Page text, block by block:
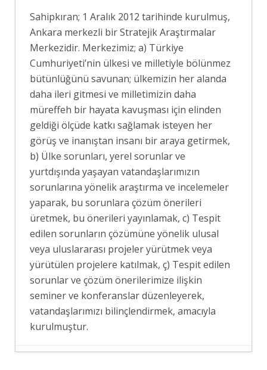
Sahipkıran; 1 Aralık 2012 tarihinde kurulmuş,
Ankara merkezli bir Stratejik Araştırmalar
Merkezidir. Merkezimiz; a) Türkiye
Cumhuriyeti’nin ülkesi ve milletiyle bölünmez
bütünlüğünü savunan; ülkemizin her alanda
daha ileri gitmesi ve milletimizin daha
müreffeh bir hayata kavuşması için elinden
geldiği ölçüde katkı sağlamak isteyen her
görüş ve inanıştan insanı bir araya getirmek,
b) Ülke sorunları, yerel sorunlar ve
yurtdışında yaşayan vatandaşlarımızın
sorunlarına yönelik araştırma ve incelemeler
yaparak, bu sorunlara çözüm önerileri
üretmek, bu önerileri yayınlamak, c) Tespit
edilen sorunların çözümüne yönelik ulusal
veya uluslararası projeler yürütmek veya
yürütülen projelere katılmak, ç) Tespit edilen
sorunlar ve çözüm önerilerimize ilişkin
seminer ve konferanslar düzenleyerek,
vatandaşlarımızı bilinçlendirmek, amacıyla
kurulmuştur.